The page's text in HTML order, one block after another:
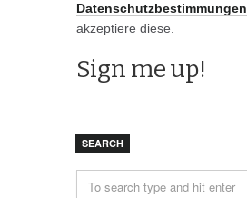
Datenschutzbestimmungen
akzeptiere diese.
SEARCH